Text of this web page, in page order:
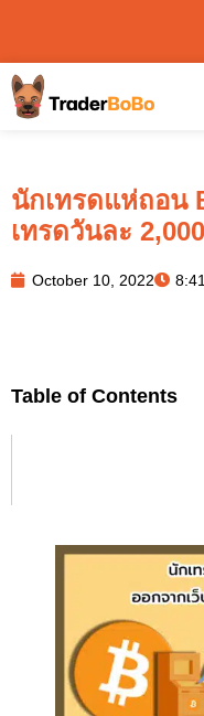
นักเทรดแห่ถอน
เทรดวันละ
October 10, 2022
Table of Contents